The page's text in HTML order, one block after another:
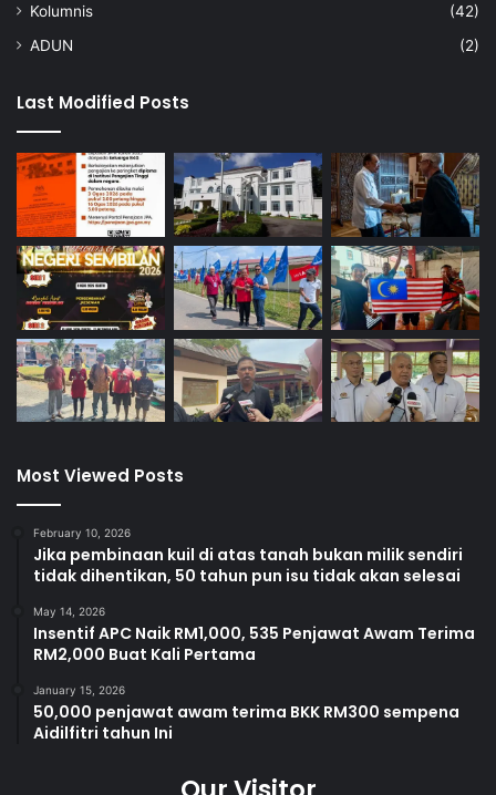
Kolumnis
(42)
ADUN
(2)
Last Modified Posts
Most Viewed Posts
February 10, 2026
Jika pembinaan kuil di atas tanah bukan milik sendiri
tidak dihentikan, 50 tahun pun isu tidak akan selesai
May 14, 2026
Insentif APC Naik RM1,000, 535 Penjawat Awam Terima
RM2,000 Buat Kali Pertama
January 15, 2026
50,000 penjawat awam terima BKK RM300 sempena
Aidilfitri tahun Ini